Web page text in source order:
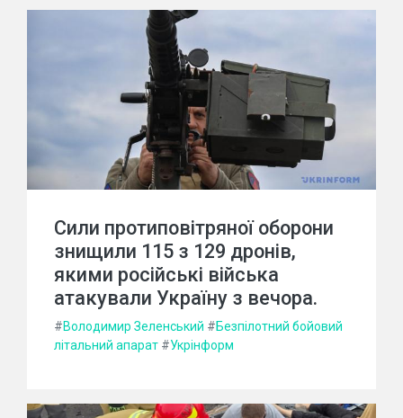
Сили протиповітряної оборони
знищили 115 з 129 дронів,
якими російські війська
атакували Україну з вечора.
#Володимир Зеленський #Безпілотний бойовий
літальний апарат #Укрінформ